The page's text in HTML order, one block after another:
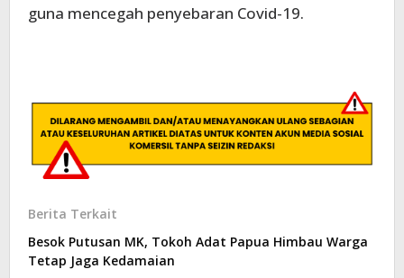
guna mencegah penyebaran Covid-19.
Berita Terkait
Besok Putusan MK, Tokoh Adat Papua Himbau Warga
Tetap Jaga Kedamaian